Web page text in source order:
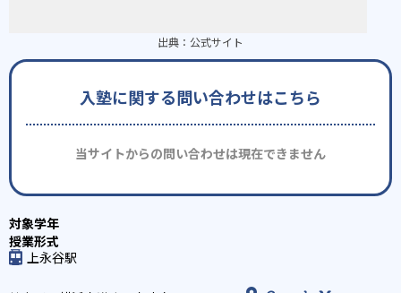
出典： 公式サイト
入塾に関する問い合わせはこちら
当サイトからの問い合わせは現在できません
上永谷駅